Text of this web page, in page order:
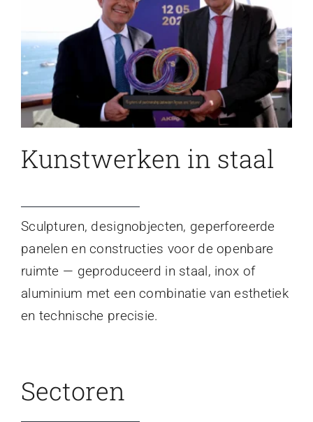
Kunstwerken in staal
Sculpturen, designobjecten, geperforeerde
panelen en constructies voor de openbare
ruimte — geproduceerd in staal, inox of
aluminium met een combinatie van esthetiek
en technische precisie.
Sectoren